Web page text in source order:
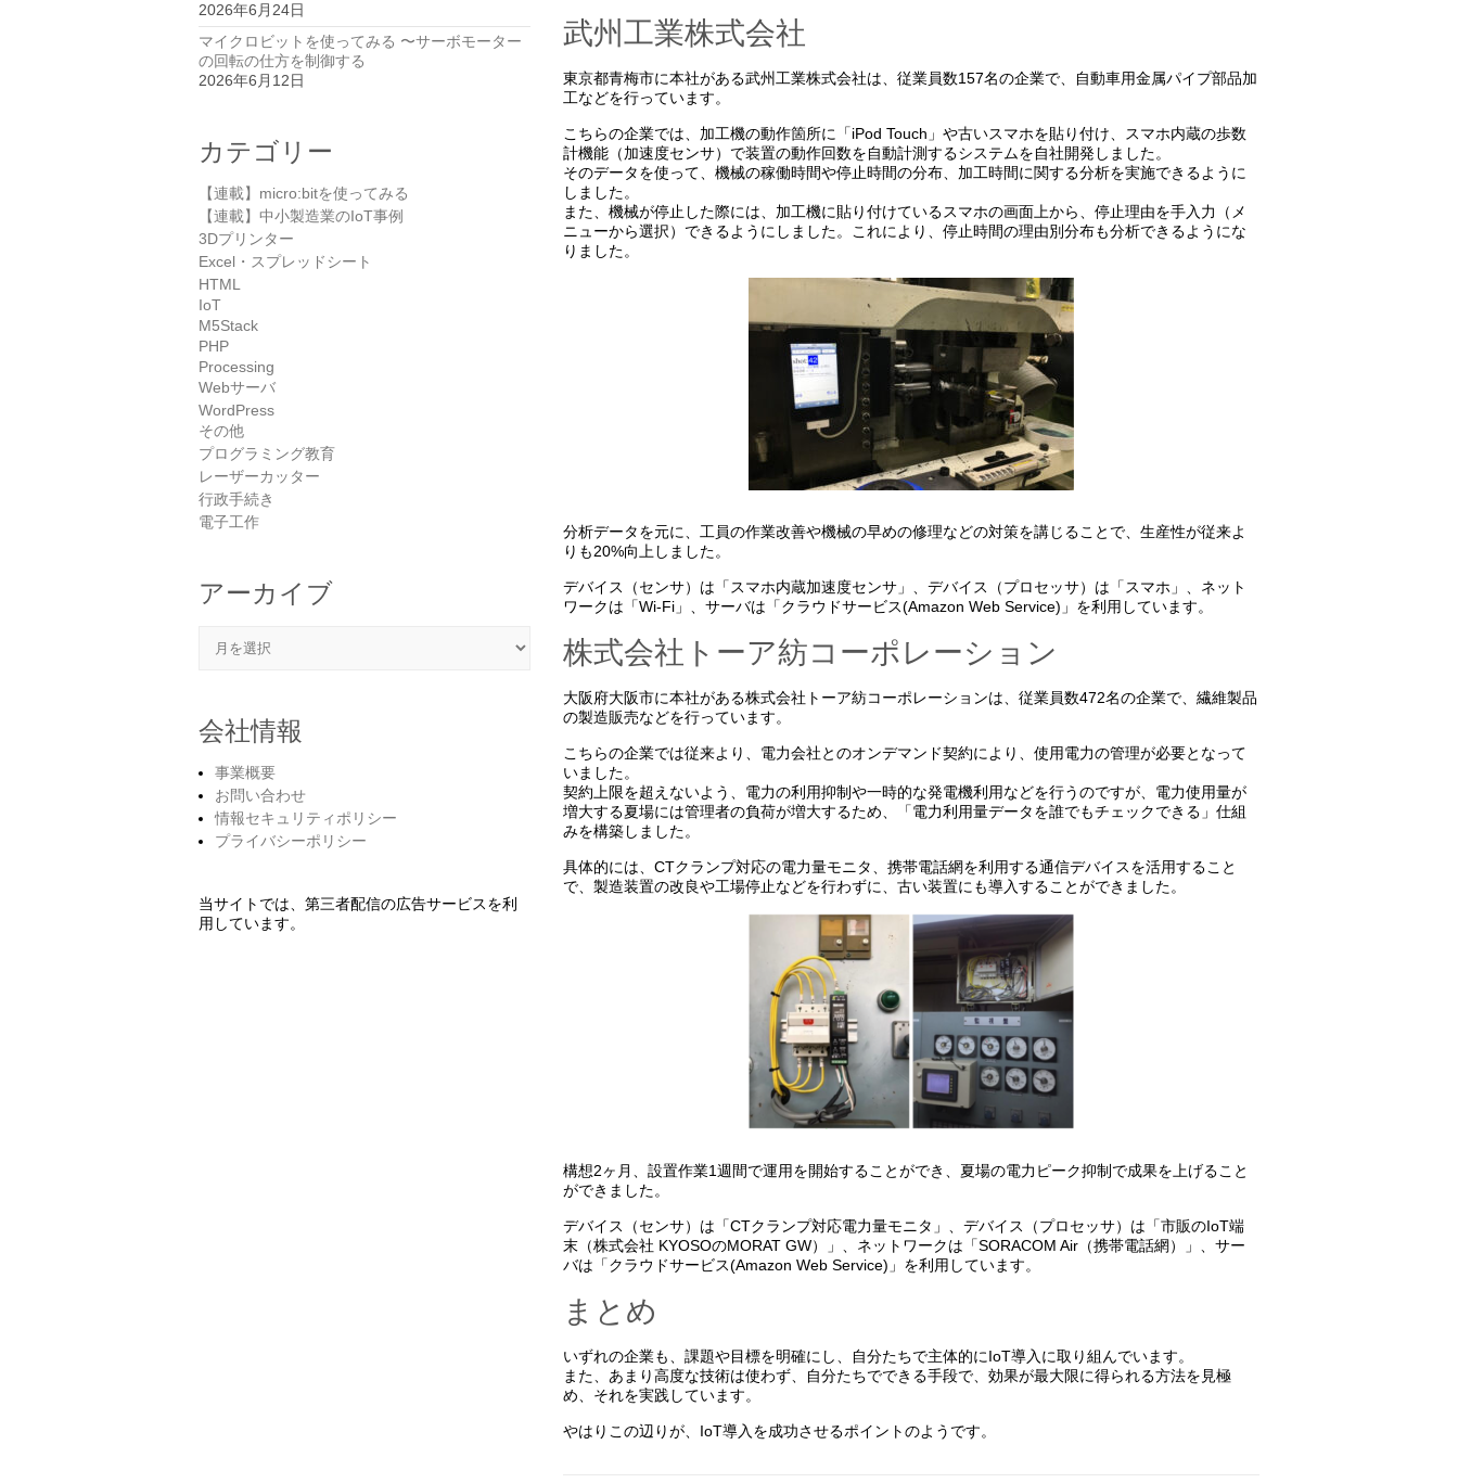
武州工業株式会社
東京都青梅市に本社がある武州工業株式会社は、従業員数157名の企業で、自動車用金属パイプ部品加
工などを行っています。
こちらの企業では、加工機の動作箇所に「iPod Touch」や古いスマホを貼り付け、スマホ内蔵の歩数
計機能（加速度センサ）で装置の動作回数を自動計測するシステムを自社開発しました。
そのデータを使って、機械の稼働時間や停止時間の分布、加工時間に関する分析を実施できるように
しました。
また、機械が停止した際には、加工機に貼り付けているスマホの画面上から、停止理由を手入力（メ
ニューから選択）できるようにしました。これにより、停止時間の理由別分布も分析できるようにな
りました。
分析データを元に、工員の作業改善や機械の早めの修理などの対策を講じることで、生産性が従来よ
りも20%向上しました。
デバイス（センサ）は「スマホ内蔵加速度センサ」、デバイス（プロセッサ）は「スマホ」、ネット
ワークは「Wi-Fi」、サーバは「クラウドサービス(Amazon Web Service)」を利用しています。
株式会社トーア紡コーポレーション
大阪府大阪市に本社がある株式会社トーア紡コーポレーションは、従業員数472名の企業で、繊維製品
の製造販売などを行っています。
こちらの企業では従来より、電力会社とのオンデマンド契約により、使用電力の管理が必要となって
いました。
契約上限を超えないよう、電力の利用抑制や一時的な発電機利用などを行うのですが、電力使用量が
増大する夏場には管理者の負荷が増大するため、「電力利用量データを誰でもチェックできる」仕組
みを構築しました。
具体的には、CTクランプ対応の電力量モニタ、携帯電話網を利用する通信デバイスを活用すること
で、製造装置の改良や工場停止などを行わずに、古い装置にも導入することができました。
構想2ヶ月、設置作業1週間で運用を開始することができ、夏場の電力ピーク抑制で成果を上げること
ができました。
デバイス（センサ）は「CTクランプ対応電力量モニタ」、デバイス（プロセッサ）は「市販のIoT端
末（株式会社 KYOSOのMORAT GW）」、ネットワークは「SORACOM Air（携帯電話網）」、サー
バは「クラウドサービス(Amazon Web Service)」を利用しています。
まとめ
いずれの企業も、課題や目標を明確にし、自分たちで主体的にIoT導入に取り組んでいます。
また、あまり高度な技術は使わず、自分たちでできる手段で、効果が最大限に得られる方法を見極
め、それを実践しています。
やはりこの辺りが、IoT導入を成功させるポイントのようです。
2026年6月24日
マイクロビットを使ってみる 〜サーボモーター
の回転の仕方を制御する
2026年6月12日
カテゴリー
【連載】micro:bitを使ってみる
【連載】中小製造業のIoT事例
3Dプリンター
Excel・スプレッドシート
HTML
IoT
M5Stack
PHP
Processing
Webサーバ
WordPress
その他
プログラミング教育
レーザーカッター
行政手続き
電子工作
アーカイブ
会社情報
事業概要
お問い合わせ
情報セキュリティポリシー
プライバシーポリシー
当サイトでは、第三者配信の広告サービスを利
用しています。